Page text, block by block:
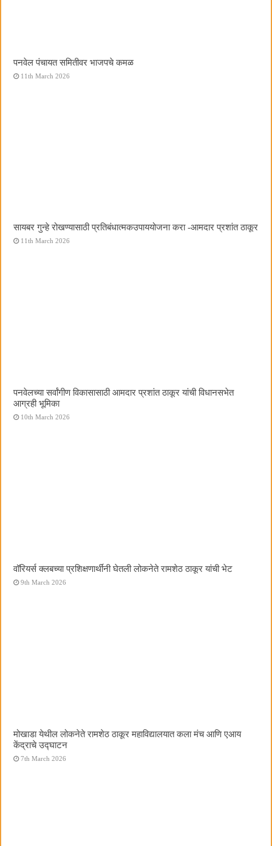
पनवेल पंचायत समितीवर भाजपचे कमळ
11th March 2026
सायबर गुन्हे रोखण्यासाठी प्रतिबंधात्मकउपाययोजना करा -आमदार प्रशांत ठाकूर
11th March 2026
पनवेलच्या सर्वांगीण विकासासाठी आमदार प्रशांत ठाकूर यांची विधानसभेत
आग्रही भूमिका
10th March 2026
वॉरियर्स क्लबच्या प्रशिक्षणार्थींनी घेतली लोकनेते रामशेठ ठाकूर यांची भेट
9th March 2026
मोखाडा येथील लोकनेते रामशेठ ठाकूर महाविद्यालयात कला मंच आणि एआय
केंद्राचे उद्घाटन
7th March 2026